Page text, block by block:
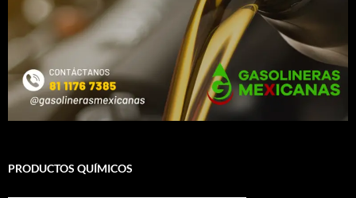
PRODUCTOS QUÍMICOS